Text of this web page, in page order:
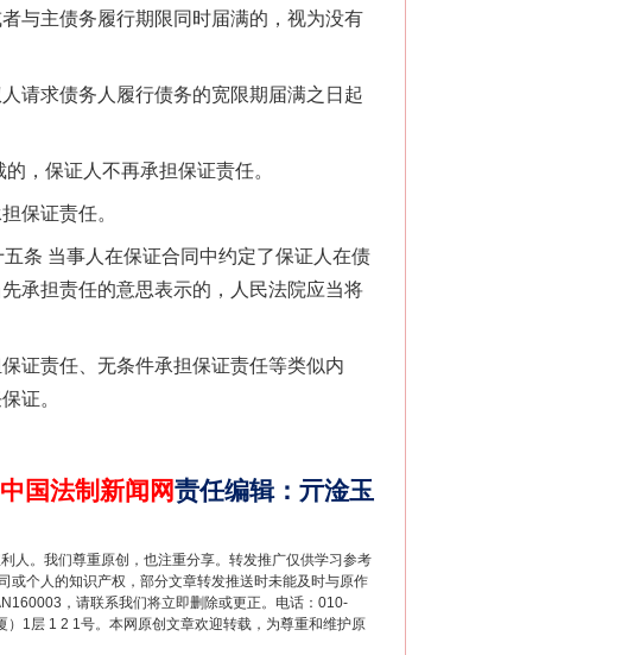
与主债务履行期限同时届满的，视为没有
求债务人履行债务的宽限期届满之日起
，保证人不再承担保证责任。
保证责任。
条 当事人在保证合同中约定了保证人在债
承担责任的意思表示的，人民法院应当将
证责任、无条件承担保证责任等类似内
证。
中国法制新闻网责任编辑： 亓淦玉
人。我们尊重原创，也注重分享。转发推广仅供学习参考
或个人的知识产权，部分文章转发推送时未能及时与原作
，请联系我们将立即删除或更正。电话：010-
1层 1 2 1号。本网原创文章欢迎转载，为尊重和维护原
法官巧妙执行解纠纷